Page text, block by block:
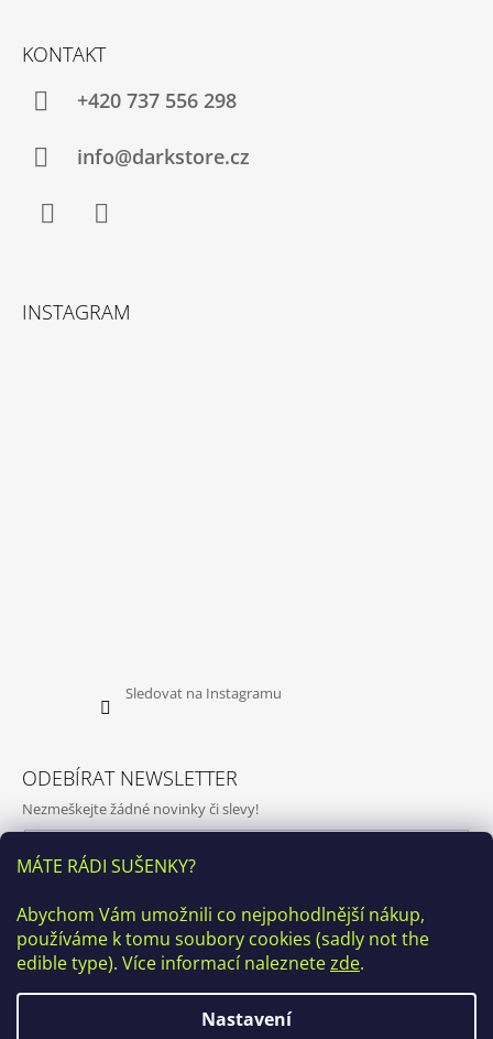
MÁTE RÁDI SUŠENKY?
Abychom Vám umožnili co nejpohodlnější nákup,
používáme k tomu soubory cookies (sadly not the
edible type). Více informací naleznetezde.
Nastavení
♥ Kamenná prodejna v ulici Kamenická 20, Praha7 bude v období
KONTAKT
+420 737 556 298
info@darkstore.cz
INSTAGRAM
Sledovat na Instagramu
ODEBÍRAT NEWSLETTER
Nezmeškejte žádné novinky či slevy!
údajů
PŘIHLÁSIT SE